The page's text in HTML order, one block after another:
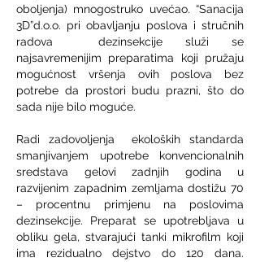
oboljenja) mnogostruko uvećao. “Sanacija
3D”d.o.o. pri obavljanju poslova i stručnih
radova dezinsekcije služi se
najsavremenijim preparatima koji pružaju
mogućnost vršenja ovih poslova bez
potrebe da prostori budu prazni, što do
sada nije bilo moguće.
Radi zadovoljenja ekoloških standarda
smanjivanjem upotrebe konvencionalnih
sredstava gelovi zadnjih godina u
razvijenim zapadnim zemljama dostižu 70
– procentnu primjenu na poslovima
dezinsekcije. Preparat se upotrebljava u
obliku gela, stvarajući tanki mikrofilm koji
ima rezidualno dejstvo do 120 dana.